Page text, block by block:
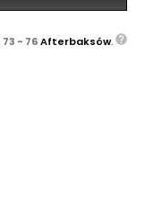
73 - 76Afterbaksów.